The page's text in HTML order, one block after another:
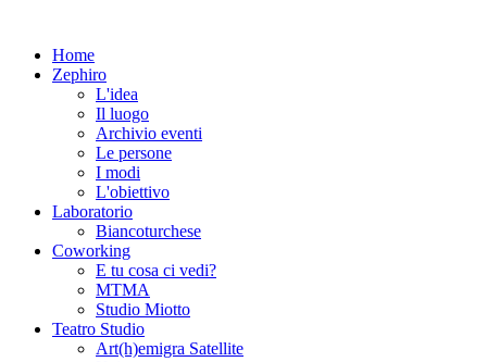
Home
Zephiro
L'idea
Il luogo
Archivio eventi
Le persone
I modi
L'obiettivo
Laboratorio
Biancoturchese
Coworking
E tu cosa ci vedi?
MTMA
Studio Miotto
Teatro Studio
Art(h)emigra Satellite